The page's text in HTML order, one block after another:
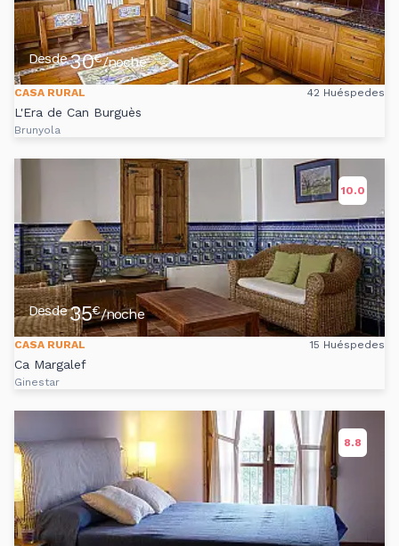
Desde30€/noche
CASA RURAL 42 Huéspedes
L'Era de Can Burguès
Brunyola
10.0
Desde35€/noche
CASA RURAL 15 Huéspedes
Ca Margalef
Ginestar
8.8